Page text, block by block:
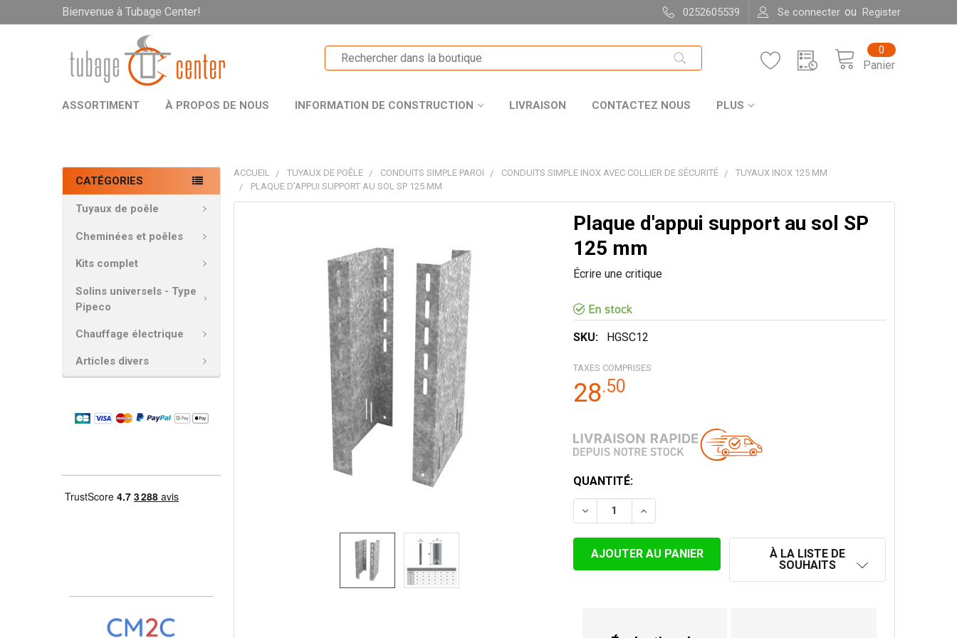
Bienvenue à Tubage Center! 0252605539 Se connecter ou Register
Panier
0
ASSORTIMENT À PROPOS DE NOUS INFORMATION DE CONSTRUCTION LIVRAISON CONTACTEZ NOUS PLUS
CATÉGORIES
Tuyaux de poêle
Cheminées et poêles
Kits complet
Solins universels - Type
Pipeco
Chauffage électrique
Articles divers
ACCUEIL TUYAUX DE POÊLE CONDUITS SIMPLE PAROI CONDUITS SIMPLE INOX AVEC COLLIER DE SÉCURITÉ
TUYAUX INOX 125 MM
PLAQUE D'APPUI SUPPORT AU SOL SP 125 MM
Plaque d'appui support au sol SP
125 mm
Écrire une critique
SKU: HGSC12
TAXES COMPRISES
28.50
STOCK
ACTUEL:
QUANTITÉ:
DIMINUER LA QUANTITÉ DE PLAQUE D'APPUI SUPPORT AU SOL SP
AUGMENTER LA QUANTITÉ DE PLAQUE D'APPUI
À LA LISTE DE
SOUHAITS